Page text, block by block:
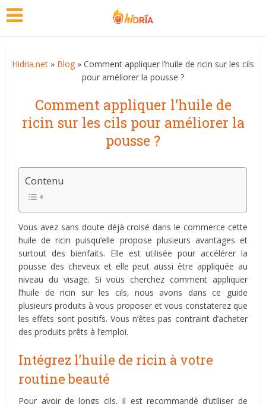
Hidria.net » Blog » Comment appliquer l’huile de ricin sur les cils
pour améliorer la pousse ?
Comment appliquer l’huile de
ricin sur les cils pour améliorer la
pousse ?
Contenu
Vous avez sans doute déjà croisé dans le commerce cette
huile de ricin puisqu’elle propose plusieurs avantages et
surtout des bienfaits. Elle est utilisée pour accélérer la
pousse des cheveux et elle peut aussi être appliquée au
niveau du visage. Si vous cherchez comment appliquer
l’huile de ricin sur les cils, nous avons dans ce guide
plusieurs produits à vous proposer et vous constaterez que
les effets sont positifs. Vous n’êtes pas contraint d’acheter
des produits prêts à l’emploi.
Intégrez l’huile de ricin à votre
routine beauté
Pour avoir de longs cils, il est recommandé d’utiliser de